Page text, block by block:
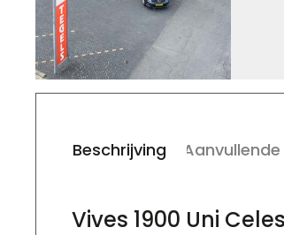
Beschrijving
Vives 1900 Uni